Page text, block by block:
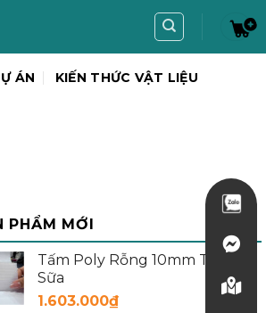
ÁN KIẾN THỨC VẬT LIỆU
PHẨM MỚI
Tấm Poly Rỗng 10mm Trắng
Sữa
1.603.000₫